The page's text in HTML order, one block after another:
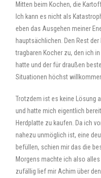
Mitten beim Kochen, die
Ich kann es nicht als
eben das Ausgehen meiner
hauptsächlichen. Den Rest
tragbaren Kocher zu, den ich
hatte und der für draußen
Situationen höchst
Trotzdem ist es keine Lösung
und hatte mich eigentlich
Herdplatte zu kaufen. Da ich
nahezu unmöglich ist, eine
befüllen, schien mir das die
Morgens machte ich also
zufällig lief mir Achim über